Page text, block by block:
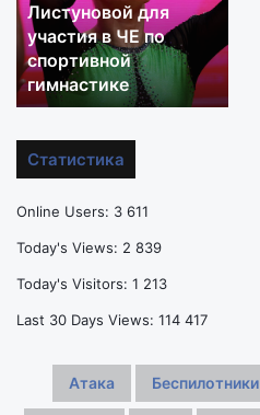
в
выдаче
виз
Мельниковой
и
для
ЧЕ
по
гимнастике
Листуновой для
участия в ЧЕ по
спортивной
гимнастике
Статистика
Online Users: 3 611
Today's Views: 2 839
Today's Visitors: 1 213
Last 30 Days Views: 114 417
Атака Беспилотники